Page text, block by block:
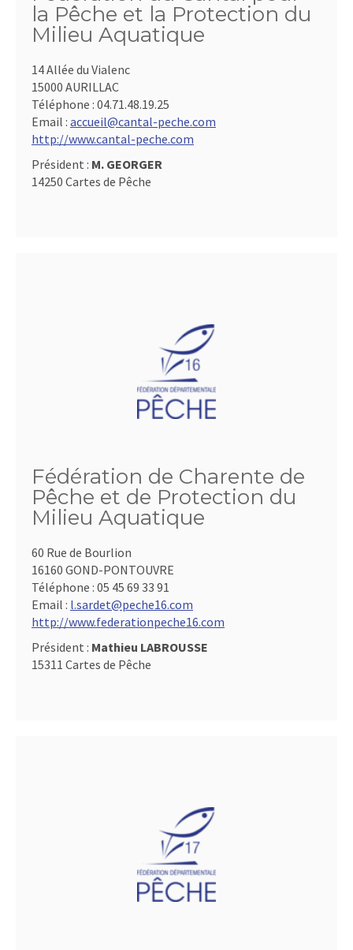
la Pêche et la Protection du
Milieu Aquatique
14 Allée du Vialenc
15000 AURILLAC
Téléphone : 04.71.48.19.25
Email : accueil@cantal-peche.com
http://www.cantal-peche.com
Président : M. GEORGER
14250 Cartes de Pêche
Fédération de Charente de
Pêche et de Protection du
Milieu Aquatique
60 Rue de Bourlion
16160 GOND-PONTOUVRE
Téléphone : 05 45 69 33 91
Email : l.sardet@peche16.com
http://www.federationpeche16.com
Président : Mathieu LABROUSSE
15311 Cartes de Pêche